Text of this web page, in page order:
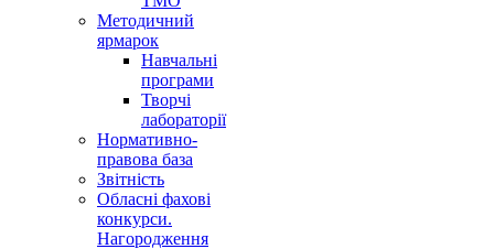
Методичний
ярмарок
Навчальні
програми
Творчі
лабораторії
Нормативно-
правова база
Звітність
Обласні фахові
конкурси.
Нагородження